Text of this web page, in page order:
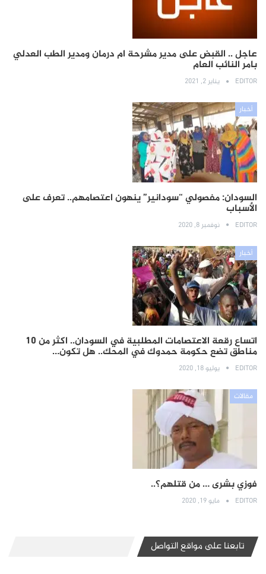
عاجل .. القبض على مدير مشرحة ام درمان ومدير الطب العدلي
بامر النائب العام
EDITOR يناير 2, 2021
أخبار
السودان: مفصولي “سودانير” ينهون اعتصامهم.. تعرف على
الأسباب
EDITOR نوفمبر 8, 2020
أخبار
اتساع رقعة الاعتصامات المطلبية في السودان.. اكثر من 10
مناطق تضع حكومة حمدوك في المحك.. هل تكون…
EDITOR يوليو 18, 2020
مقالات
فوزي بشرى … من قتلهم؟..
EDITOR مايو 19, 2020
تابعنا على مواقع التواصل